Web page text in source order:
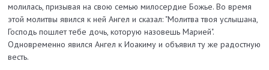
молилась, призывая на свою семью милосердие Божье. Во время
этой молитвы явился к ней Ангел и сказал: "Молитва твоя услышана,
Господь пошлет тебе дочь, которую назовешь Марией".
Одновременно явился Ангел к Иоакиму и объявил ту же радостную
весть.